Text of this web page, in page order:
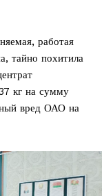
работая
тайно похитила
кг на сумму
вред ОАО на